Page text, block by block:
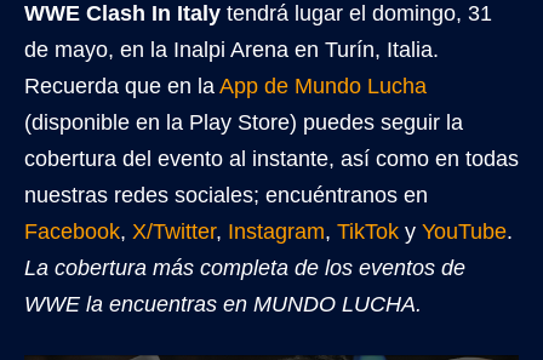
WWE Clash In Italy tendrá lugar el domingo, 31
de mayo, en la Inalpi Arena en Turín, Italia.
Recuerda que en la App de Mundo Lucha
(disponible en la Play Store) puedes seguir la
cobertura del evento al instante, así como en todas
nuestras redes sociales; encuéntranos en
Facebook, X/Twitter, Instagram, TikTok y YouTube.
La cobertura más completa de los eventos de
WWE la encuentras en MUNDO LUCHA.